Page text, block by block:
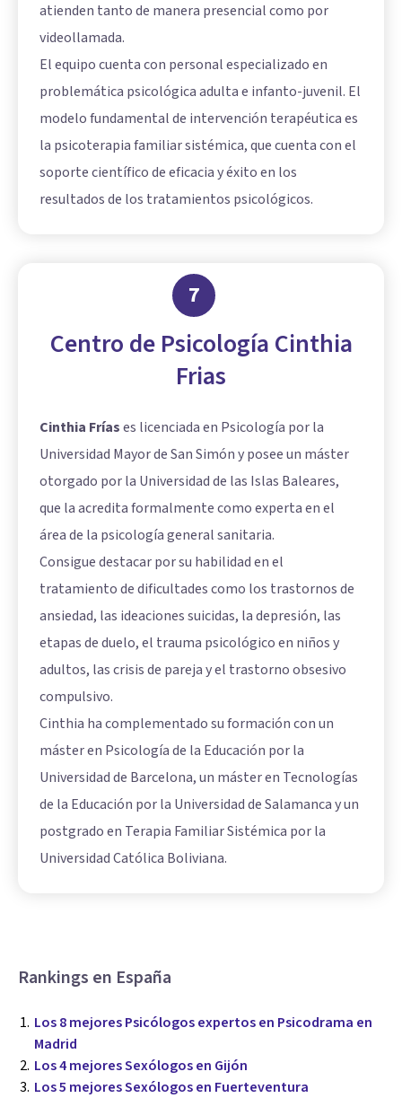
atienden tanto de manera presencial como por
videollamada.
El equipo cuenta con personal especializado en
problemática psicológica adulta e infanto-juvenil. El
modelo fundamental de intervención terapéutica es
la psicoterapia familiar sistémica, que cuenta con el
soporte científico de eficacia y éxito en los
resultados de los tratamientos psicológicos.
7
Centro de Psicología Cinthia
Frias
Cinthia Fríases licenciada en Psicología por la
Universidad Mayor de San Simón y posee un máster
otorgado por la Universidad de las Islas Baleares,
que la acredita formalmente como experta en el
área de la psicología general sanitaria.
Consigue destacar por su habilidad en el
tratamiento de dificultades como los trastornos de
ansiedad, las ideaciones suicidas, la depresión, las
etapas de duelo, el trauma psicológico en niños y
adultos, las crisis de pareja y el trastorno obsesivo
compulsivo.
Cinthia ha complementado su formación con un
máster en Psicología de la Educación por la
Universidad de Barcelona, un máster en Tecnologías
de la Educación por la Universidad de Salamanca y un
postgrado en Terapia Familiar Sistémica por la
Universidad Católica Boliviana.
Rankings en España
Los 8 mejores Psicólogos expertos en Psicodrama en
Madrid
Los 4 mejores Sexólogos en Gijón
Los 5 mejores Sexólogos en Fuerteventura